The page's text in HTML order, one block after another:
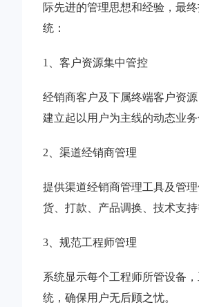
际先进的管理思想和经验，最
统：
1、客户资源集中管控
经销商客户及下属终端客户资
建立起以用户为主线的动态业
2、渠道经销商管理
提供渠道经销商管理工具及管
货、打款、产品调换、技术支
3、规范工程师管理
系统显示每个工程师所管设备
统，确保用户无后顾之忧。